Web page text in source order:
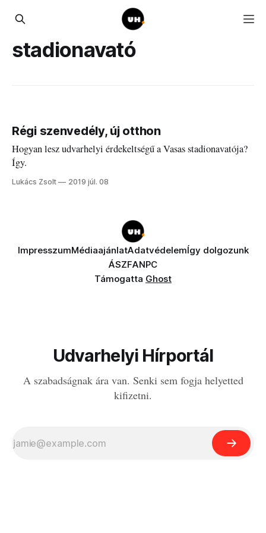
stadionavató
Régi szenvedély, új otthon
Hogyan lesz udvarhelyi érdekeltségű a Vasas stadionavatója?
Így.
Lukács Zsolt 2019 júl. 08
ImpresszumMédiaajánlatAdatvédelemÍgy dolgozunk
ÁSZFANPC
Támogatta Ghost
Udvarhelyi Hírportál
A szabadságnak ára van. Senki sem fogja helyetted
kifizetni.